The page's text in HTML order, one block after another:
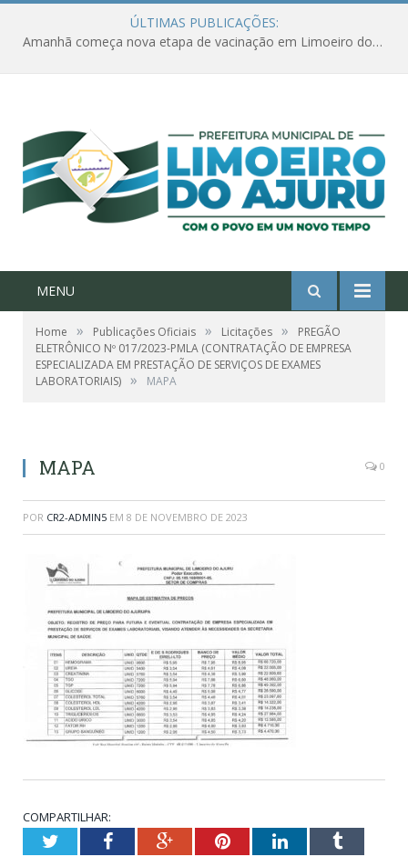
ÚLTIMAS PUBLICAÇÕES:
Amanhã começa nova etapa de vacinação em Limoeiro do Ajuru para idosos com 65 ou mais
MENU
Home » Publicações Oficiais » Licitações »
PREGÃO
ELETRÔNICO Nº 017/2023-PMLA (CONTRATAÇÃO DE EMPRESA
ESPECIALIZADA EM PRESTAÇÃO DE SERVIÇOS DE EXAMES
LABORATORIAIS) » MAPA
MAPA 0
POR CR2-ADMIN5 EM 8 DE NOVEMBRO DE 2023
COMPARTILHAR:
TwitterFacebookGoogle+PinterestLinkedInTumblr